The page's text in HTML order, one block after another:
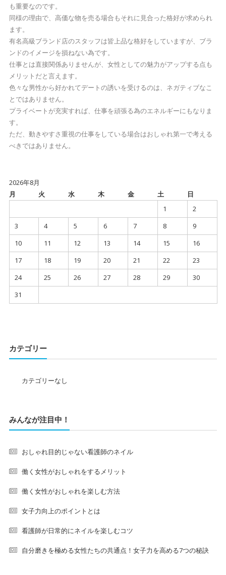
も重要なのです。
同様の理由で、高価な物を売る場合もそれに見合った格好が求められ
ます。
有名高級ブランド店のスタッフは皆上品な格好をしていますが、ブラ
ンドのイメージを損ねない為です。
仕事とは直接関係ありませんが、女性としての魅力がアップする点も
メリットだと言えます。
色々な男性から好かれてデートの誘いを受けるのは、ネガティブなこ
とではありません。
プライベートが充実すれば、仕事を頑張る為のエネルギーにもなりま
す。
ただ、動きやすさ重視の仕事をしている場合はおしゃれ第一で考える
べきではありません。
2026年8月
月
火 水 木 金 土
日
1
2
3
4 5 6 7 8
9
10
11 12 13 14 15
16
17
18 19 20 21 22
23
24
25 26 27 28 29
30
31
カテゴリー
カテゴリーなし
みんなが注目中！
おしゃれ目的じゃない看護師のネイル
働く女性がおしゃれをするメリット
働く女性がおしゃれを楽しむ方法
女子力向上のポイントとは
看護師が日常的にネイルを楽しむコツ
自分磨きを極める女性たちの共通点！女子力を高める7つの秘訣